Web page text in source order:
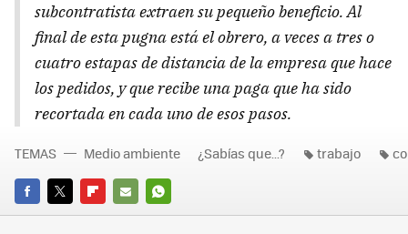
subcontratista extraen su pequeño beneficio. Al
final de esta pugna está el obrero, a veces a tres o
cuatro estapas de distancia de la empresa que hace
los pedidos, y que recibe una paga que ha sido
recortada en cada uno de esos pasos.
FACEBOOK
TWITTERFLIPBOARD
E-
WHATSAPP
TEMAS Medio ambiente ¿Sabías que...? trabajo